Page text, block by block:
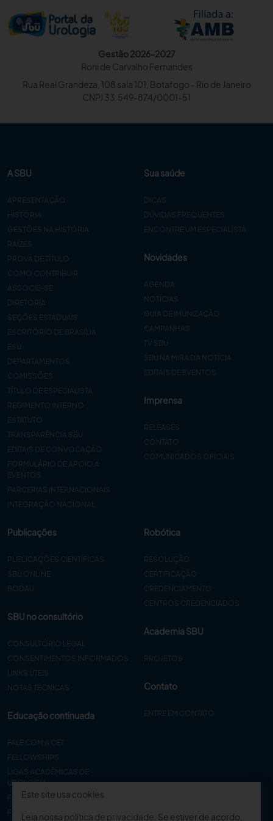
Gestão 2026-2027
Roni de Carvalho Fernandes
Rua Real Grandeza, 108 sala 101, Botafogo - Rio de Janeiro
CNPJ 33.549-874/0001-51
A SBU
APRESENTAÇÃO
HISTÓRIA
GESTÕES NA HISTÓRIA
RAÍZES
PROVA DE TÍTULO
COMO CONTRIBUIR
ASSOCIE-SE
DIRETORIA
SEÇÕES ESTADUAIS
ESCRITÓRIO DE BRASÍLIA
ESU
DEPARTAMENTOS
COMISSÕES
TÍTULO DE ESPECIALISTA
REGIMENTO INTERNO
ESTATUTO
TRANSPARÊNCIA SBU
EDITAIS DE CONVOCAÇÃO
FORMULÁRIO DE APOIO A
EVENTOS
PARCERIAS INTERNACIONAIS
INTEGRAÇÃO NACIONAL
Sua saúde
DICAS
DÚVIDAS FREQUENTES
ENCONTRE UM ESPECIALISTA
Novidades
AGENDA
NOTÍCIAS
GUIA DE IMUNIZAÇÃO
CAMPANHAS
TV SBU
SBU NA MIRA DA NOTÍCIA
EDITAIS DE EVENTOS
Imprensa
RELEASES
CONTATO
COMUNICADOS OFICIAIS
Publicações
PUBLICAÇÕES CIENTÍFICAS
SBU ONLINE
BODAU
SBU no consultório
CONSULTÓRIO LEGAL
CONSENTIMENTOS INFORMADOS
LINKS ÚTEIS
NOTAS TÉCNICAS
Educação continuada
FALE COM A CET
FELLOWSHIPS
LIGAS ACADÊMICAS DE
UROLOGIA
PAPER
PROCET
Robótica
RESOLUÇÃO
CERTIFICAÇÃO
CREDENCIAMENTO
CENTROS CREDENCIADOS
Academia SBU
PROJETOS
Contato
ENTRE EM CONTATO
Este site usa cookies
Leia nossa política de privacidade . Se estiver de acordo,